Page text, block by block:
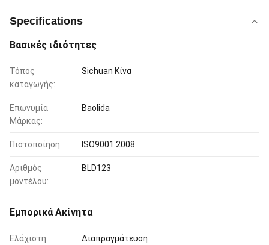
Specifications
Βασικές ιδιότητες
Τόπος
καταγωγής:
Sichuan Κίνα
Επωνυμία
Μάρκας:
Baolida
Πιστοποίηση: ISO9001:2008
Αριθμός
μοντέλου:
BLD123
Εμπορικά Ακίνητα
Ελάχιστη
Διαπραγμάτευση